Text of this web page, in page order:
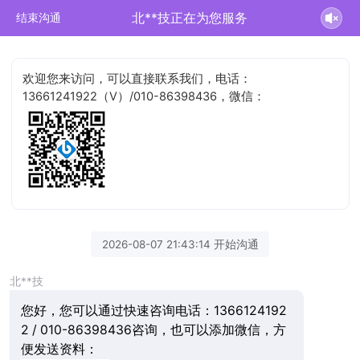
结束沟通 北**技正在为您服务
欢迎您来访问，可以直接联系我们，电话：
13661241922（V）/010-86398436，微信：
2026-08-07 21:43:14 开始沟通
北**技
您好，您可以通过快速咨询电话：1366124192
2 / 010-86398436咨询，也可以添加微信，方
便发送资料：